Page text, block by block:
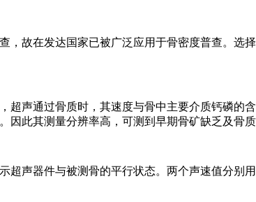
故在发达国家已被广泛应用于骨密度普查。选
声通过骨质时，其速度与骨中主要介质钙磷的
此其测量分辨率高，可测到早期骨矿缺乏及骨质
声器件与被测骨的平行状态。两个声速值分别